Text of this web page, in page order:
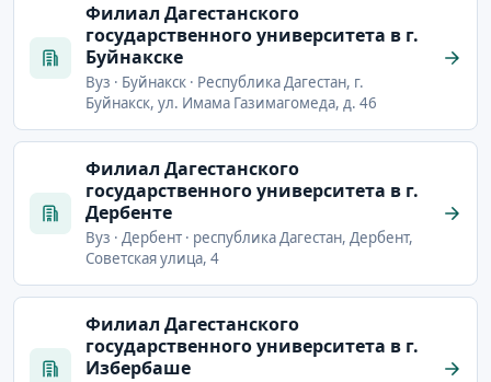
Филиал Дагестанского
государственного университета в г.
Буйнакске
Вуз · Буйнакск · Республика Дагестан, г.
Буйнакск, ул. Имама Газимагомеда, д. 46
Филиал Дагестанского
государственного университета в г.
Дербенте
Вуз · Дербент · республика Дагестан, Дербент,
Советская улица, 4
Филиал Дагестанского
государственного университета в г.
Избербаше